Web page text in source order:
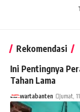
Rekomendasi
Ini Pentingnya
Tahan Lama
wartabanten Jumat,